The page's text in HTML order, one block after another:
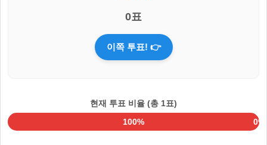
0표
이쪽 투표! 👉
현재 투표 비율 (총 1표)
100%
0%